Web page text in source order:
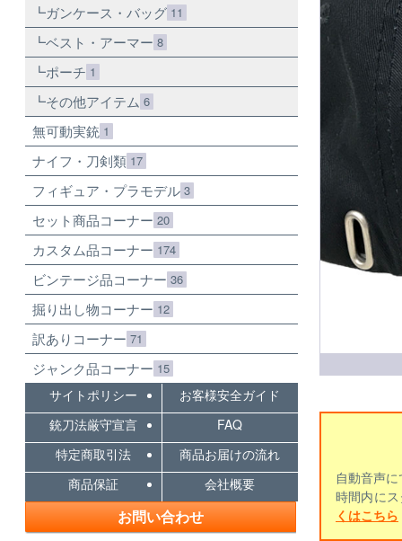
自動音声に
時間内に
くはこちら
ガンケース・バッグ 11
ベスト・アーマー 8
ポーチ 1
その他アイテム 6
無可動実銃 1
ナイフ・刀剣類 17
フィギュア・プラモデル 3
セット商品コーナー 20
カスタム品コーナー 174
ビンテージ品コーナー 36
掘り出し物コーナー 12
訳ありコーナー 71
ジャンク品コーナー 15
サイトポリシー
お客様安全ガイド
銃刀法厳守宣言
FAQ
特定商取引法
商品お届けの流れ
商品保証
会社概要
お問い合わせ